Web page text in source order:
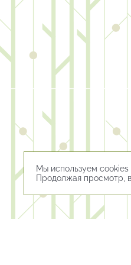
Мы используем
Продолжая просмотр,